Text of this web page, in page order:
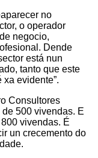
no
o operador
negocio,
Dende
está nun
tanto que este
evidente”.
Consultores
500 vivendas. E
vivendas. É
un crecemento do